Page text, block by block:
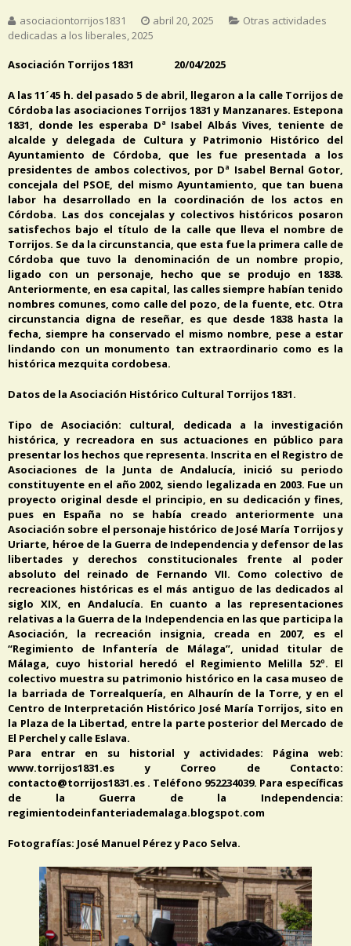
asociaciontorrijos1831 abril 20, 2025
Otras actividades
dedicadas a los liberales,2025
Asociación Torrijos 1831 20/04/2025
A las 11´45 h. del pasado 5 de abril, llegaron a la calle Torrijos de
Córdoba las asociaciones Torrijos 1831 y Manzanares. Estepona
1831, donde les esperaba Dª Isabel Albás Vives, teniente de
alcalde y delegada de Cultura y Patrimonio Histórico del
Ayuntamiento de Córdoba, que les fue presentada a los
presidentes de ambos colectivos, por Dª Isabel Bernal Gotor,
concejala del PSOE, del mismo Ayuntamiento, que tan buena
labor ha desarrollado en la coordinación de los actos en
Córdoba. Las dos concejalas y colectivos históricos posaron
satisfechos bajo el título de la calle que lleva el nombre de
Torrijos. Se da la circunstancia, que esta fue la primera calle de
Córdoba que tuvo la denominación de un nombre propio,
ligado con un personaje, hecho que se produjo en 1838.
Anteriormente, en esa capital, las calles siempre habían tenido
nombres comunes, como calle del pozo, de la fuente, etc. Otra
circunstancia digna de reseñar, es que desde 1838 hasta la
fecha, siempre ha conservado el mismo nombre, pese a estar
lindando con un monumento tan extraordinario como es la
histórica mezquita cordobesa.
Datos de la Asociación Histórico Cultural Torrijos 1831.
Tipo de Asociación: cultural, dedicada a la investigación
histórica, y recreadora en sus actuaciones en público para
presentar los hechos que representa. Inscrita en el Registro de
Asociaciones de la Junta de Andalucía, inició su periodo
constituyente en el año 2002, siendo legalizada en 2003. Fue un
proyecto original desde el principio, en su dedicación y fines,
pues en España no se había creado anteriormente una
Asociación sobre el personaje histórico de José María Torrijos y
Uriarte, héroe de la Guerra de Independencia y defensor de las
libertades y derechos constitucionales frente al poder
absoluto del reinado de Fernando VII. Como colectivo de
recreaciones históricas es el más antiguo de las dedicados al
siglo XIX, en Andalucía. En cuanto a las representaciones
relativas a la Guerra de la Independencia en las que participa la
Asociación, la recreación insignia, creada en 2007, es el
“Regimiento de Infantería de Málaga”, unidad titular de
Málaga, cuyo historial heredó el Regimiento Melilla 52º. El
colectivo muestra su patrimonio histórico en la casa museo de
la barriada de Torrealquería, en Alhaurín de la Torre, y en el
Centro de Interpretación Histórico José María Torrijos, sito en
la Plaza de la Libertad, entre la parte posterior del Mercado de
El Perchel y calle Eslava.
Para entrar en su historial y actividades: Página web:
www.torrijos1831.es y Correo de Contacto:
contacto@torrijos1831.es . Teléfono 952234039. Para específicas
de la Guerra de la Independencia:
regimientodeinfanteriademalaga.blogspot.com
Fotografías: José Manuel Pérez y Paco Selva.